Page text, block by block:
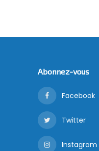
Abonnez-vous
Facebook
Twitter
Instagram